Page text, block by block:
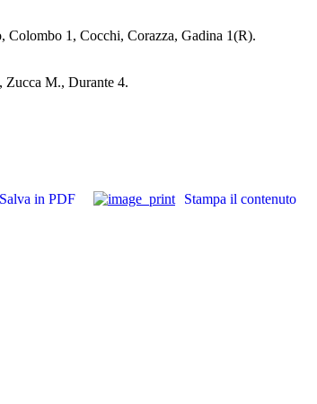
Colombo 1, Cocchi, Corazza, Gadina 1(R).
Zucca M., Durante 4.
Salva in PDF Stampa il contenuto